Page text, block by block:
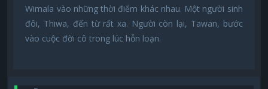
Wimala vào những thời điểm khác nhau. Một người sinh
đôi, Thiwa, đến từ rất xa. Người còn lại, Tawan, bước
vào cuộc đời cô trong lúc hỗn loạn.